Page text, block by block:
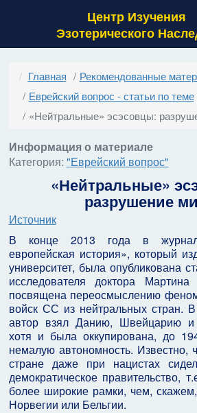
Центр Изучения
Эзотерического
Главная
Рекомендованные
Еврейский вопрос - статьи по теме
«Нейтральные» эсэсовцы:
Информация о материале
Категория: "Еврейский вопрос"
«Нейтральные»
разрушение
Источник
В конце 2013 года в
европейская история», который
университет, была опубликована
исследователя доктора
посвящена переосмыслению
войск СС из нейтральных стран.
автор взял Данию, Швейцарию
хотя и была оккупирована, до
немалую автономность. Известно,
стране даже при нацистах
демократическое правительство,
более широкие рамки, чем,
Норвегии или Бельгии.